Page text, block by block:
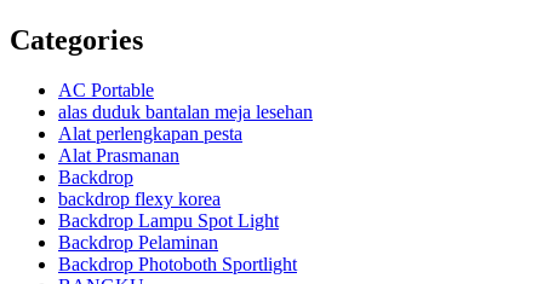
Categories
AC Portable
alas duduk bantalan meja lesehan
Alat perlengkapan pesta
Alat Prasmanan
Backdrop
backdrop flexy korea
Backdrop Lampu Spot Light
Backdrop Pelaminan
Backdrop Photoboth Sportlight